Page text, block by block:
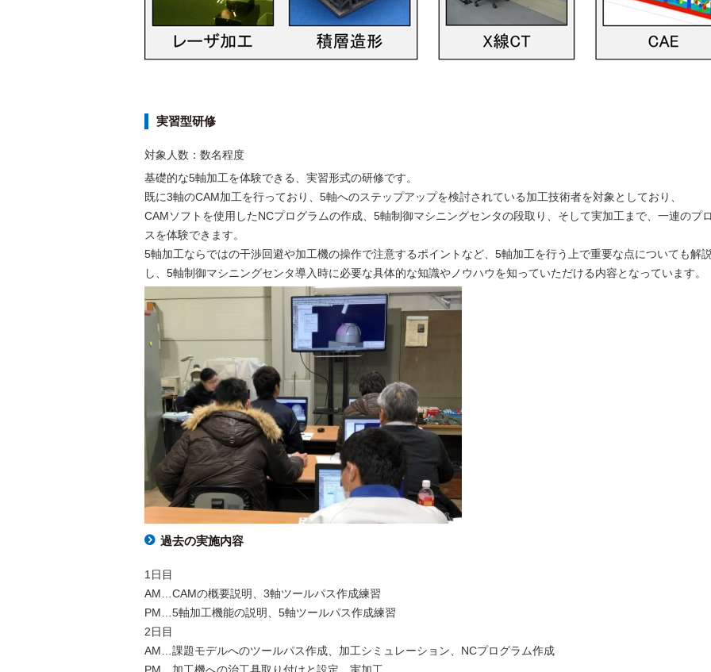
実習型研修
対象人数：数名程度
基礎的な5軸加工を体験できる、実習形式の研修です。
既に3軸のCAM加工を行っており、5軸へのステップアップを検討されている加工技術者を対象としており、
CAMソフトを使用したNCプログラムの作成、5軸制御マシニングセンタの段取り、そして実加工まで、一連のプ
スを体験できます。
5軸加工ならではの干渉回避や加工機の操作で注意するポイントなど、5軸加工を行う上で重要な点についても解
し、5軸制御マシニングセンタ導入時に必要な具体的な知識やノウハウを知っていただける内容となっています。
過去の実施内容
1日目
AM…CAMの概要説明、3軸ツールパス作成練習
PM…5軸加工機能の説明、5軸ツールパス作成練習
2日目
AM…課題モデルへのツールパス作成、加工シミュレーション、NCプログラム作成